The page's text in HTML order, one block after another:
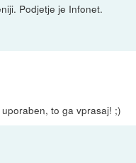
Podjetje je Infonet.
to ga vprasaj! ;)